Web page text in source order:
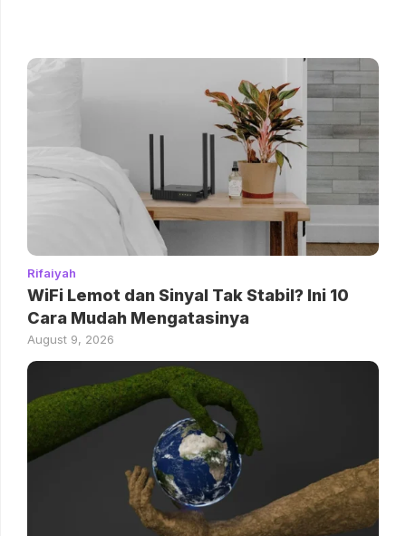
Rifaiyah
WiFi Lemot dan Sinyal Tak Stabil? Ini 10
Cara Mudah Mengatasinya
August 9, 2026